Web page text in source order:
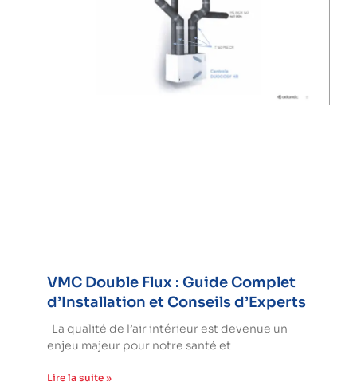
VMC Double Flux : Guide Complet
d’Installation et Conseils d’Experts
La qualité de l’air intérieur est devenue un
enjeu majeur pour notre santé et
Lire la suite »